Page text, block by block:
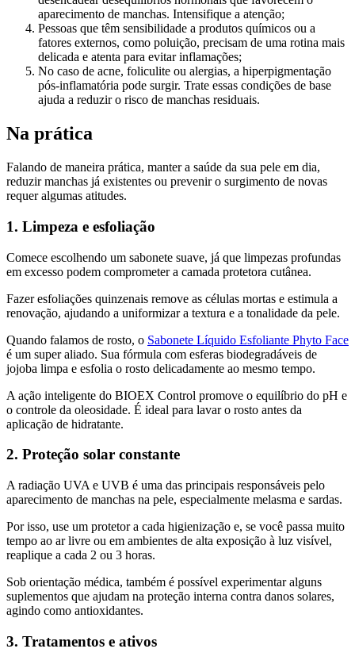
aparecimento de manchas. Intensifique a atenção;
Pessoas que têm sensibilidade a produtos químicos ou a
fatores externos, como poluição, precisam de uma rotina mais
delicada e atenta para evitar inflamações;
No caso de acne, foliculite ou alergias, a hiperpigmentação
pós-inflamatória pode surgir. Trate essas condições de base
ajuda a reduzir o risco de manchas residuais.
Na prática
Falando de maneira prática, manter a saúde da sua pele em dia,
reduzir manchas já existentes ou prevenir o surgimento de novas
requer algumas atitudes.
1. Limpeza e esfoliação
Comece escolhendo um sabonete suave, já que limpezas profundas
em excesso podem comprometer a camada protetora cutânea.
Fazer esfoliações quinzenais remove as células mortas e estimula a
renovação, ajudando a uniformizar a textura e a tonalidade da pele.
Quando falamos de rosto, o Sabonete Líquido Esfoliante Phyto Face
é um super aliado. Sua fórmula com esferas biodegradáveis de
jojoba limpa e esfolia o rosto delicadamente ao mesmo tempo.
A ação inteligente do BIOEX Control promove o equilíbrio do pH e
o controle da oleosidade. É ideal para lavar o rosto antes da
aplicação de hidratante.
2. Proteção solar constante
A radiação UVA e UVB é uma das principais responsáveis pelo
aparecimento de manchas na pele, especialmente melasma e sardas.
Por isso, use um protetor a cada higienização e, se você passa muito
tempo ao ar livre ou em ambientes de alta exposição à luz visível,
reaplique a cada 2 ou 3 horas.
Sob orientação médica, também é possível experimentar alguns
suplementos que ajudam na proteção interna contra danos solares,
agindo como antioxidantes.
3. Tratamentos e ativos